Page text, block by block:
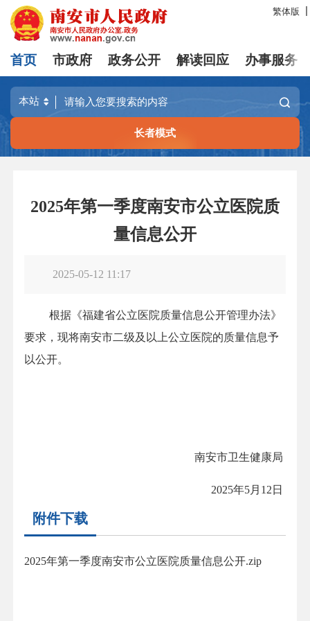
繁体版
首页 市政府 政务公开 解读回应 办事服务
长者模式
2025年第一季度南安市公立医院质
量信息公开
2025-05-12 11:17
根据《福建省公立医院质量信息公开管理办法》
要求，现将南安市二级及以上公立医院的质量信息予
以公开。
南安市卫生健康局
2025年5月 12日
附件下载
2025年第一季度南安市公立医院质量信息公开.zip